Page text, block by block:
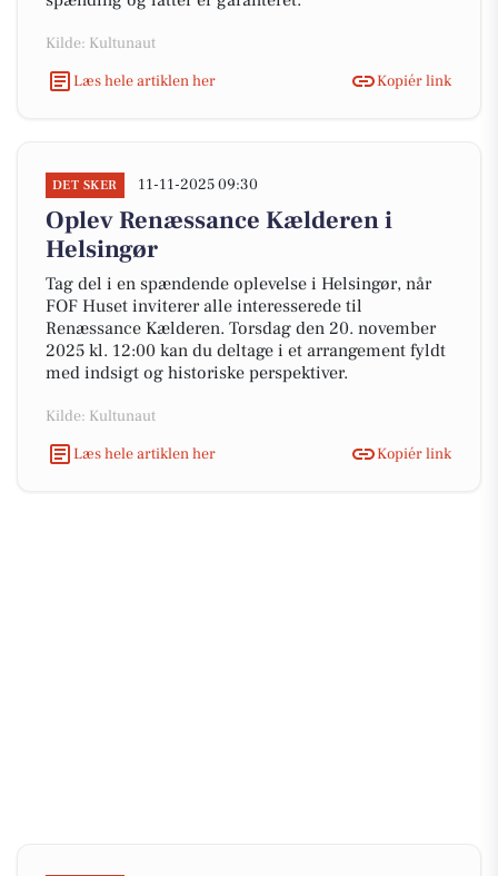
Kilde: Kultunaut
Læs hele artiklen her
Kopiér link
DET SKER 11-11-2025 09:30
Oplev Renæssance Kælderen i
Helsingør
Tag del i en spændende oplevelse i Helsingør, når
FOF Huset inviterer alle interesserede til
Renæssance Kælderen. Torsdag den 20. november
2025 kl. 12:00 kan du deltage i et arrangement fyldt
med indsigt og historiske perspektiver.
Kilde: Kultunaut
Læs hele artiklen her
Kopiér link